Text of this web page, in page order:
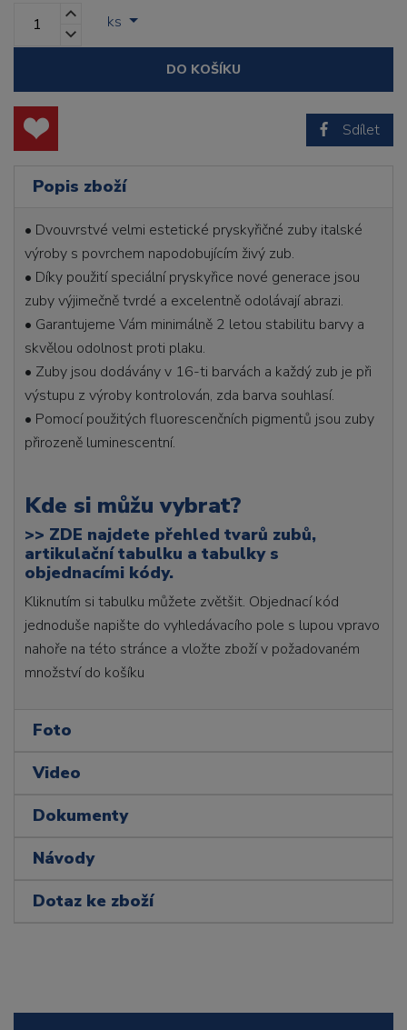
ks
DO KOŠÍKU
Sdílet
Popis zboží
• Dvouvrstvé velmi estetické pryskyřičné zuby italské
výroby s povrchem napodobujícím živý zub.
• Díky použití speciální pryskyřice nové generace jsou
zuby výjimečně tvrdé a excelentně odolávají abrazi.
• Garantujeme Vám minimálně 2 letou stabilitu barvy a
skvělou odolnost proti plaku.
• Zuby jsou dodávány v 16-ti barvách a každý zub je při
výstupu z výroby kontrolován, zda barva souhlasí.
• Pomocí použitých fluorescenčních pigmentů jsou zuby
přirozeně luminescentní.
Kde si můžu vybrat?
>> ZDE najdete přehled tvarů zubů,
artikulační tabulku a tabulky s
objednacími kódy.
Kliknutím si tabulku můžete zvětšit. Objednací kód
jednoduše napište do vyhledávacího pole s lupou vpravo
nahoře na této stránce a vložte zboží v požadovaném
množství do košíku
Foto
Video
Dokumenty
Návody
Dotaz ke zboží